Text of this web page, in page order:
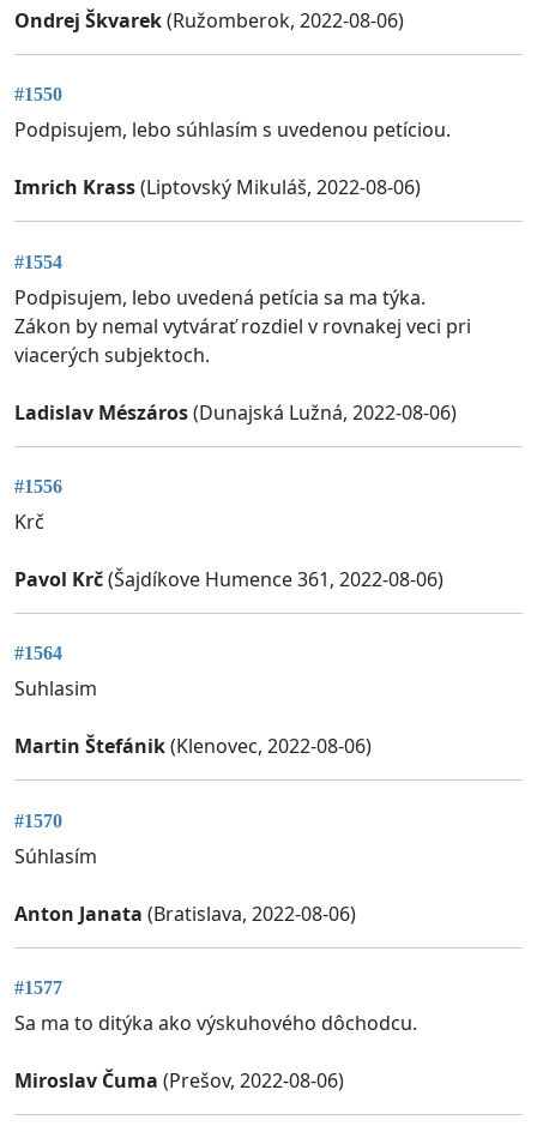
Ondrej Škvarek(Ružomberok, 2022-08-06)
#1550
Podpisujem, lebo súhlasím s uvedenou petíciou.
Imrich Krass(Liptovský Mikuláš, 2022-08-06)
#1554
Podpisujem, lebo uvedená petícia sa ma týka.
Zákon by nemal vytvárať rozdiel v rovnakej veci pri
viacerých subjektoch.
Ladislav Mészáros(Dunajská Lužná, 2022-08-06)
#1556
Krč
Pavol Krč(Šajdíkove Humence 361, 2022-08-06)
#1564
Suhlasim
Martin Štefánik(Klenovec, 2022-08-06)
#1570
Súhlasím
Anton Janata (Bratislava, 2022-08-06)
#1577
Sa ma to ditýka ako výskuhového dôchodcu.
Miroslav Čuma (Prešov, 2022-08-06)